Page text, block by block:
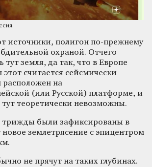
источники, полигон по-прежнему
охраной. Отчего
тут земля, да так, что в Европе
считается сейсмически
на
(или Русской) платформе, и
тут теоретически невозможны.
трижды были зафиксированы в
новое землетрясение с эпицентром
не прячут на таких глубинах.